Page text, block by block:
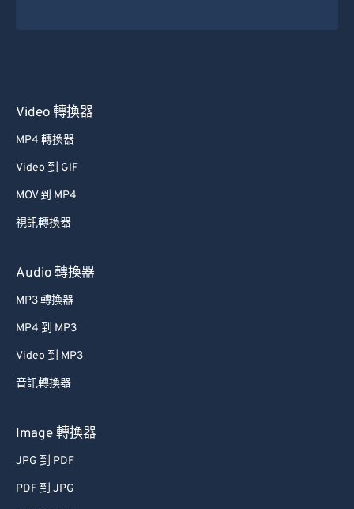
Video 轉換器
MP4 轉換器
Video 到 GIF
MOV 到 MP4
視訊轉換器
Audio 轉換器
MP3 轉換器
MP4 到 MP3
Video 到 MP3
音訊轉換器
Image 轉換器
JPG 到 PDF
PDF 到 JPG